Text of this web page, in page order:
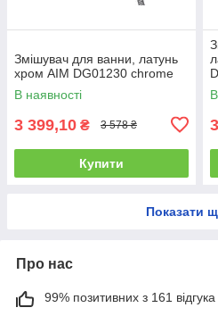
Змішувач для ванни, латунь
хром AIM DG01230 chrome
В наявності
3 399,10 ₴ 3 578 ₴
Купити
Показати
Про нас
99% позитивних з 161 відгука